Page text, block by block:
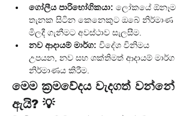
ගෝලීය පාරිභෝගිකයා: ලෝකයේ ඕනෑම
තැනක සිටින කෙනෙකුට ඔබේ නිර්මාණ
මිලදී ගැනීමට අවස්ථාව සැලසීම.
නව ආදායම් මාර්ග: විදේශ විනිමය
උපයන, නව සහ ශක්තිමත් ආදායම් මාර්ග
නිර්මාණය කිරීම.
මෙම ක්‍රමවේදය වැදගත් වන්නේ
ඇයි? 💡